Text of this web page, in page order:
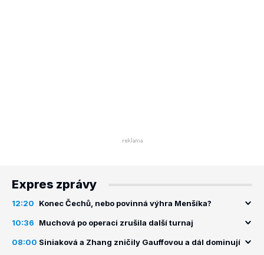
Expres zprávy
12:20 Konec Čechů, nebo povinná výhra Menšíka?
10:36 Muchová po operaci zrušila další turnaj
08:00 Siniaková a Zhang zničily Gauffovou a dál dominují